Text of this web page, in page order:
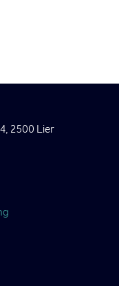
2500 Lier